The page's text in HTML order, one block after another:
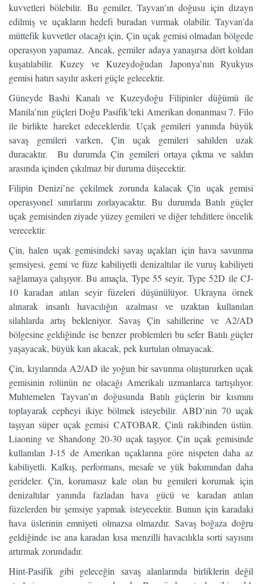
kuvvetleri bölebilir. Bu gemiler, Tayvan’ın doğusu için dizayn
edilmiş ve uçakların hedefi buradan vurmak olabilir. Tayvan’da
müttefik kuvvetler olacağı için, Çin uçak gemisi olmadan bölgede
operasyon yapamaz. Ancak, gemiler adaya yanaşırsa dört koldan
kuşatılabilir. Kuzey ve Kuzeydoğudan Japonya’nın Ryukyus
gemisi hatırı sayılır askeri güçle gelecektir.
Güneyde Bashi Kanalı ve Kuzeydoğu Filipinler düğümü ile
Manila’nın güçleri Doğu Pasifik’teki Amerikan donanması 7. Filo
ile birlikte hareket edeceklerdir. Uçak gemileri yanında büyük
savaş gemileri varken, Çin uçak gemileri sahilden uzak
duracaktır. Bu durumda Çin gemileri ortaya çıkma ve saldırı
arasında içinden çıkılmaz bir duruma düşecektir.
Filipin Denizi’ne çekilmek zorunda kalacak Çin uçak gemisi
operasyonel sınırlarını zorlayacaktır. Bu durumda Batılı güçler
uçak gemisinden ziyade yüzey gemileri ve diğer tehditlere öncelik
verecektir.
Çin, halen uçak gemisindeki savaş uçakları için hava savunma
şemsiyesi, gemi ve füze kabiliyetli denizaltılar ile vuruş kabiliyeti
sağlamaya çalışıyor. Bu amaçla, Type 55 seyir, Type 52D ile CJ-
10 karadan atılan seyir füzeleri düşünülüyor. Ukrayna örnek
alınarak insanlı havacılığın azalması ve uzaktan kullanılan
silahlarda artış bekleniyor. Savaş Çin sahillerine ve A2/AD
bölgesine geldiğinde ise benzer problemleri bu sefer Batılı güçler
yaşayacak, büyük kan akacak, pek kurtulan olmayacak.
Çin, kıyılarında A2/AD ile yoğun bir savunma oluştururken uçak
gemisinin rolünün ne olacağı Amerikalı uzmanlarca tartışılıyor.
Muhtemelen Tayvan’ın doğusunda Batılı güçlerin bir kısmını
toplayarak cepheyi ikiye bölmek isteyebilir. ABD’nin 70 uçak
taşıyan süper uçak gemisi CATOBAR, Çinli rakibinden üstün.
Liaoning ve Shandong 20-30 uçak taşıyor. Çin uçak gemisinde
kullanılan J-15 de Amerikan uçaklarına göre nispeten daha az
kabiliyetli. Kalkış, performans, mesafe ve yük bakımından daha
gerideler. Çin, korumasız kale olan bu gemileri korumak için
denizaltılar yanında fazladan hava gücü ve karadan atılan
füzelerden bir şemsiye yapmak isteyecektir. Bunun için karadaki
hava üslerinin emniyeti olmazsa olmazdır. Savaş boğaza doğru
geldiğinde ise ana karadan kısa menzilli havacılıkla sorti sayısını
artırmak zorundadır.
Hint-Pasifik gibi geleceğin savaş alanlarında birliklerin değil